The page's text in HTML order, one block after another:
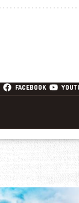
FACEBOOK